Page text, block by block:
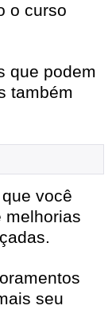
o curso
que podem
também
você
melhorias
seu